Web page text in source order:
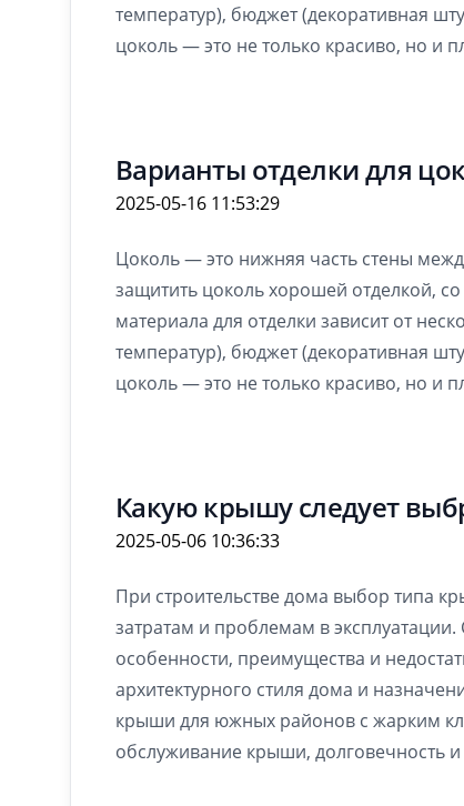
температур), бюджет (декоративная
цоколь — это не только красиво, но и
Варианты отделки для
2025-05-16 11:53:29
Цоколь — это нижняя часть стены
защитить цоколь хорошей отделкой,
материала для отделки зависит от
температур), бюджет (декоративная
цоколь — это не только красиво, но и
Какую крышу следует
2025-05-06 10:36:33
При строительстве дома выбор типа
затратам и проблемам в
особенности, преимущества и
архитектурного стиля дома и
крыши для южных районов с жарким
обслуживание крыши, долговечность и